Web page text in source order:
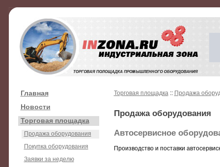
Главная
Новости
Торговая площадка
Продажа оборудования
Покупка оборудования
Заявки за неделю
Торговая площадка:: Продажа
Продажа оборудования
Автосервисное
Производство и поставки